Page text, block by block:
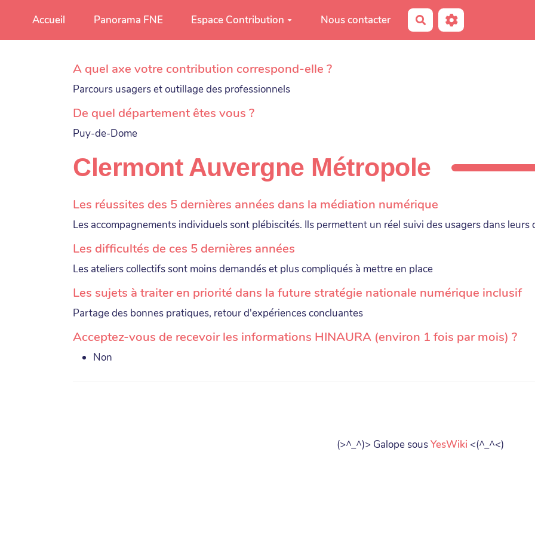
Aller au contenu principal
Accueil Panorama FNE Espace Contribution Nous contacter Rechercher
A quel axe votre contribution correspond-elle ?
Parcours usagers et outillage des professionnels
De quel département êtes vous ?
Puy-de-Dome
Clermont Auvergne Métropole
Les réussites des 5 dernières années dans la médiation numérique
Les accompagnements individuels sont plébiscités. Ils permettent un réel suivi des usagers dans leurs
Les difficultés de ces 5 dernières années
Les ateliers collectifs sont moins demandés et plus compliqués à mettre en place
Les sujets à traiter en priorité dans la future stratégie nationale numérique inclusif
Partage des bonnes pratiques, retour d'expériences concluantes
Acceptez-vous de recevoir les informations HINAURA (environ 1 fois par mois) ?
Non
(>^_^)> Galope sousYesWiki <(^_^<)